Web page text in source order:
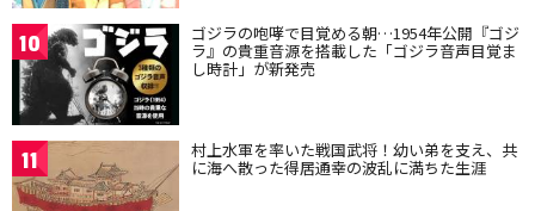
10 ゴジラの咆哮で目覚める朝…1954年公開『ゴジ
ラ』の貴重音源を搭載した「ゴジラ音声目覚ま
し時計」が新発売
11 村上水軍を率いた戦国武将！幼い弟を支え、共
に海へ散った得居通幸の波乱に満ちた生涯